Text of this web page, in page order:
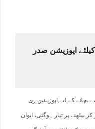
اپوزیشن صدر
بچانے کے لیے اپوزیشن ری
بیٹھنے پر تیار ہوگئی، ایوان